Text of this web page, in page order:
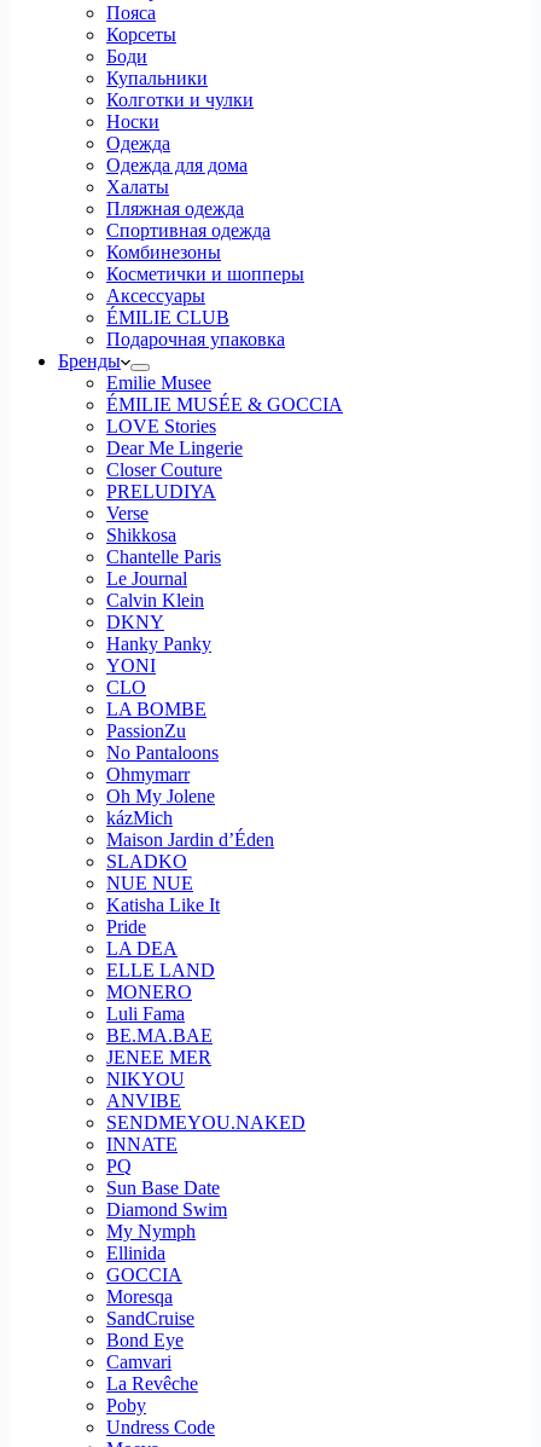
Пояса
Корсеты
Боди
Купальники
Колготки и чулки
Носки
Одежда
Одежда для дома
Халаты
Пляжная одежда
Спортивная одежда
Комбинезоны
Косметички и шопперы
Аксессуары
ÉMILIE CLUB
Подарочная упаковка
Бренды
Emilie Musee
ÉMILIE MUSÉE & GOCCIA
LOVE Stories
Dear Me Lingerie
Closer Couture
PRELUDIYA
Verse
Shikkosa
Chantelle Paris
Le Journal
Calvin Klein
DKNY
Hanky Panky
YONI
CLO
LA BOMBE
PassionZu
No Pantaloons
Ohmymarr
Oh My Jolene
kázMich
Maison Jardin d’Éden
SLADKO
NUE NUE
Katisha Like It
Pride
LA DEA
ELLE LAND
MONERO
Luli Fama
BE.MA.BAE
JENEE MER
NIKYOU
ANVIBE
SENDMEYOU.NAKED
INNATE
PQ
Sun Base Date
Diamond Swim
My Nymph
Ellinida
GOCCIA
Moresqa
SandCruise
Bond Eye
Camvari
La Revêche
Poby
Undress Code